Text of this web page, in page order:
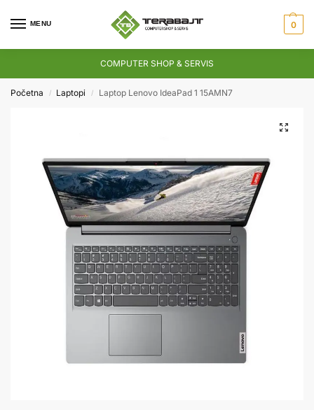
MENU 0
COMPUTER SHOP & SERVIS
Početna / Laptopi / Laptop Lenovo IdeaPad 1 15AMN7